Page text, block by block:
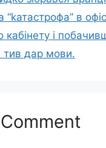
в
і
тив дар мови.